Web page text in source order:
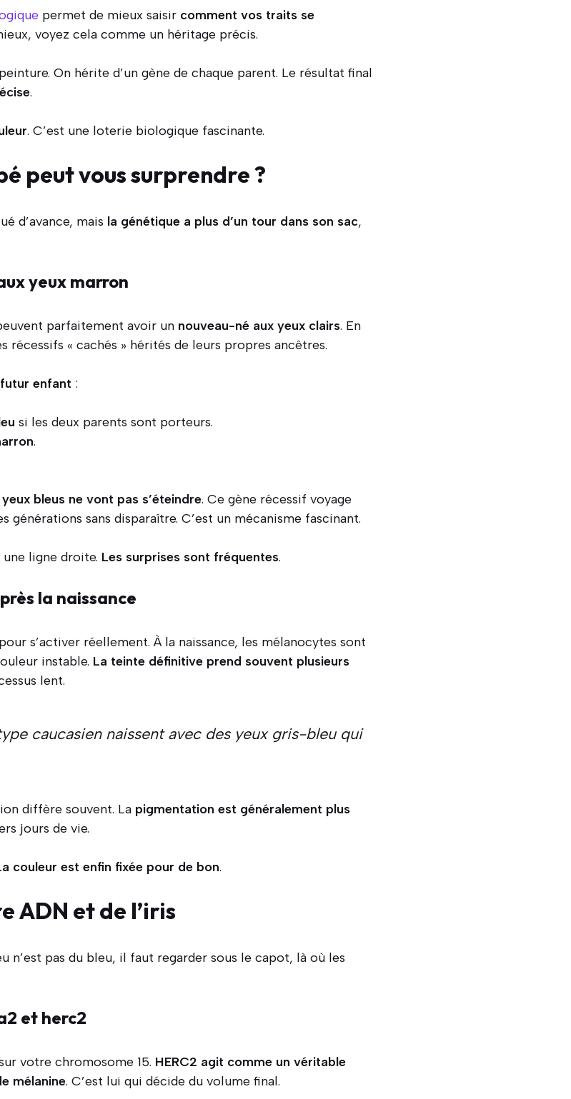
permet de mieux saisir comment vos traits se
voyez cela comme un héritage précis.
On hérite d’un gène de chaque parent. Le résultat final
.
. C’est une loterie biologique fascinante.
peut vous surprendre ?
d’avance, mais la génétique a plus d’un tour dans son sac,
yeux marron
parfaitement avoir un nouveau-né aux yeux clairs. En
« cachés » hérités de leurs propres ancêtres.
enfant :
si les deux parents sont porteurs.
.
yeux bleus ne vont pas s’éteindre. Ce gène récessif voyage
sans disparaître. C’est un mécanisme fascinant.
ligne droite. Les surprises sont fréquentes.
la naissance
s’activer réellement. À la naissance, les mélanocytes sont
instable. La teinte définitive prend souvent plusieurs
lent.
caucasien naissent avec des yeux gris-bleu qui
diffère souvent. La pigmentation est généralement plus
jours de vie.
couleur est enfin fixée pour de bon.
ADN et de l’iris
n’est pas du bleu, il faut regarder sous le capot, là où les
et herc2
votre chromosome 15. HERC2 agit comme un véritable
mélanine. C’est lui qui décide du volume final.